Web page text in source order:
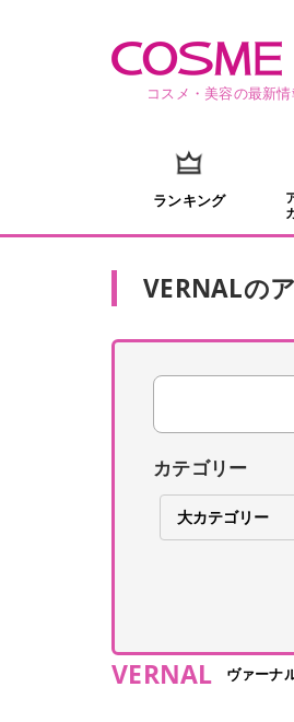
コスメ・美容の最新情
ランキング
VERNALの
カテゴリー
VERNAL ヴァーナ